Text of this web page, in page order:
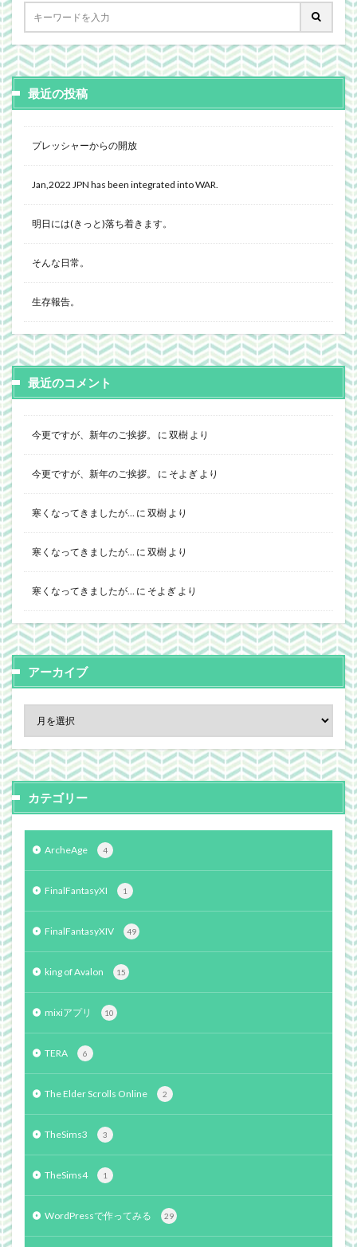
最近の投稿
プレッシャーからの開放
Jan,2022 JPN has been integrated into WAR.
明日には(きっと)落ち着きます。
そんな日常。
生存報告。
最近のコメント
今更ですが、新年のご挨拶。 に 双樹 より
今更ですが、新年のご挨拶。 に そよぎ より
寒くなってきましたが… に 双樹 より
寒くなってきましたが… に 双樹 より
寒くなってきましたが… に そよぎ より
アーカイブ
カテゴリー
ArcheAge 4
FinalFantasyXI 1
FinalFantasyXIV 49
king of Avalon 15
mixiアプリ 10
TERA 6
The Elder Scrolls Online 2
TheSims3 3
TheSims4 1
WordPressで作ってみる 29